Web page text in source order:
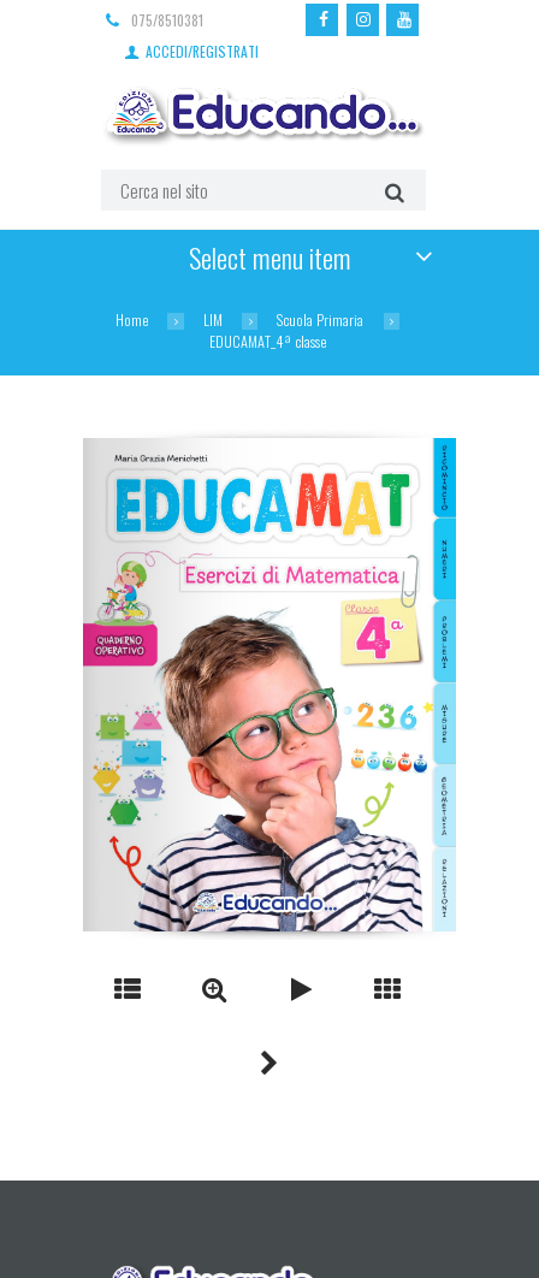
075/8510381
ACCEDI/REGISTRATI
Select menu item
Home LIM
Scuola Primaria
EDUCAMAT_4ª classe